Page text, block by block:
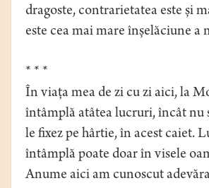
dragoste, contrarietatea este și
este cea mai mare înșelăciune a
* * *
În viața mea de zi cu zi aici, la
întâmplă atâtea lucruri, încât nu
le fixez pe hârtie, în acest caiet.
întâmplă poate doar în visele
Anume aici am cunoscut